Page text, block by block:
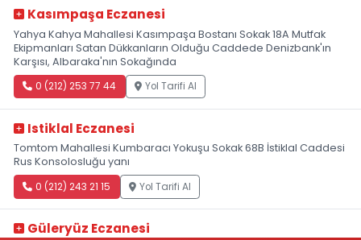
Kasımpaşa Eczanesi
Yahya Kahya Mahallesi Kasımpaşa Bostanı Sokak 18A Mutfak
Ekipmanları Satan Dükkanların Olduğu Caddede Denizbank'ın
Karşısı, Albaraka'nın Sokağında
0 (212) 253 77 44 Yol Tarifi Al
Istiklal Eczanesi
Tomtom Mahallesi Kumbaracı Yokuşu Sokak 68B İstiklal Caddesi
Rus Konsolosluğu yanı
0 (212) 243 21 15 Yol Tarifi Al
Güleryüz Eczanesi